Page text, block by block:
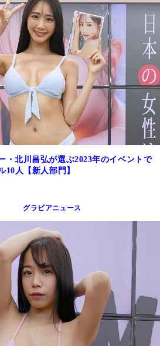
・北川昌弘が選ぶ2023年のイベントで
10人【新人部門】
グラビアニュース